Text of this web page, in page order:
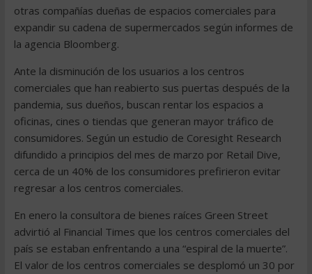
otras compañías dueñas de espacios comerciales para
expandir su cadena de supermercados según informes de
la agencia Bloomberg.
Ante la disminución de los usuarios a los centros
comerciales que han reabierto sus puertas después de la
pandemia, sus dueños, buscan rentar los espacios a
oficinas, cines o tiendas que generan mayor tráfico de
consumidores. Según un estudio de Coresight Research
difundido a principios del mes de marzo por Retail Dive,
cerca de un 40% de los consumidores prefirieron evitar
regresar a los centros comerciales.
En enero la consultora de bienes raíces Green Street
advirtió al Financial Times que los centros comerciales del
país se estaban enfrentando a una “espiral de la muerte”.
El valor de los centros comerciales se desplomó un 30 por